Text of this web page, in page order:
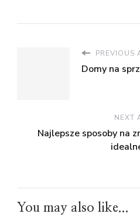
PREVIOUS
Domy na
NEXT
Najlepsze sposoby na
You may also like...